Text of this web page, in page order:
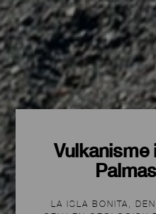
Vulkanisme
LA ISLA BONITA,